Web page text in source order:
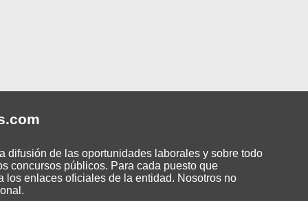
.com
difusión de las oportunidades laborales y sobre todo
concursos públicos. Para cada puesto que
los enlaces oficiales de la entidad. Nosotros no